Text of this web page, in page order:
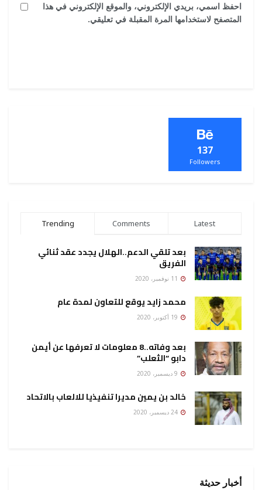
احفظ اسمي، بريدي الإلكتروني، والموقع الإلكتروني في هذا
المتصفح لاستخدامها المرة المقبلة في تعليقي.
137
Followers
Trending Comments Latest
بعد تلقي الدعم..الهلال يجدد عقد ثنائي
الفريق
محمد زايد يوقع للتعاون لمدة عام
بعد وفاته..8 معلومات لا تعرفها عن أيمن
دابو “الثعلب”
خالد بن يمين مديرا تنفيذيا للالعاب بالاتحاد
أخبار حديثة